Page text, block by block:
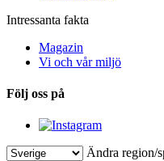
Intressanta fakta
Magazin
Vi och vår miljö
Följ oss på
Ändra region/